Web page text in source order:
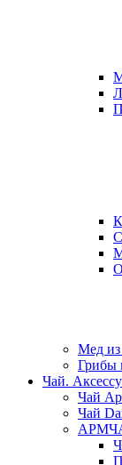
Мед
Грибы
Чай.
Чай
Чай